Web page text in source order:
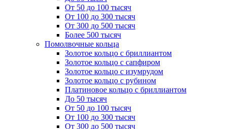
От 50 до 100 тысяч
От 100 до 300 тысяч
От 300 до 500 тысяч
Более 500 тысяч
Помолвочные кольца
Золотое кольцо с бриллиантом
Золотое кольцо с сапфиром
Золотое кольцо с изумрудом
Золотое кольцо с рубином
Платиновое кольцо с бриллиантом
До 50 тысяч
От 50 до 100 тысяч
От 100 до 300 тысяч
От 300 до 500 тысяч